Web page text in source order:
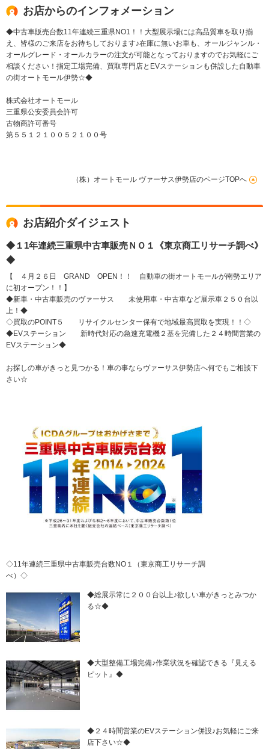
お店からのインフォメーション
◆中古車販売台数11年連続三重県NO1！！大型展示場には高品質車を取り揃
え、皆様のご来店をお待ちしております♪在庫に無いお車も、オールジャンル・
オールグレード・オールカラーの注文が可能となっておりますのでお気軽にご
相談ください！指定工場完備、買取専門店とEVステーションも併設した自動車
の街オートモール伊勢☆◆
株式会社オートモール
三重県公安委員会許可
古物商許可番号
第５５１２１００５２１００号
（株）オートモール ヴァーサス伊勢店のページTOPへ
お店紹介ダイジェスト
◆１1年連続三重県中古車販売ＮＯ１《東京商工リサーチ調べ》
◆
【 ４月２６日 GRAND OPEN！！ 自動車の街オートモールが南勢エリア
に初オープン！！】
◆新車・中古車販売のヴァーサス 未使用車・中古車など展示車２５０台以
上！◆
◇買取のPOINT５ リサイクルセンター保有で地域最高買取を実現！！◇
◆EVステーション 新時代対応の急速充電機２基を完備した２４時間営業の
EVステーション◆
お探しの車がきっと見つかる！車の事ならヴァーサス伊勢店へ何でもご相談下
さい☆
◇11年連続三重県中古車販売台数NO１（東京商工リサーチ調
べ）◇
◆総展示常に２００台以上♪欲しい車がきっとみつか
る☆◆
◆大型整備工場完備♪作業状況を確認できる『見える
ピット』◆
◆２４時間営業のEVステーション併設♪お気軽にご来
店下さい☆◆